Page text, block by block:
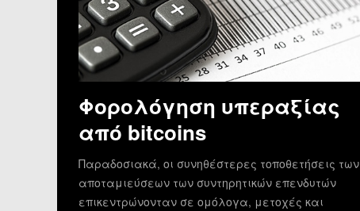
Φορολόγηση υπεραξίας
από bitcoins
Παραδοσιακά, οι συνηθέστερες τοποθετήσεις των
αποταμιεύσεων των συντηρητικών επενδυτών
επικεντρώνονταν σε ομόλογα, μετοχές και